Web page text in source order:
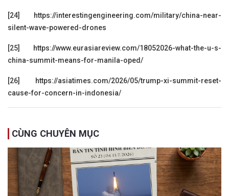
[24]
https://interestingengineering.com/military/china-near-
silent-wave-powered-drones
[25]
https://www.eurasiareview.com/18052026-what-the-u-s-
china-summit-means-for-manila-oped/
[26]
https://asiatimes.com/2026/05/trump-xi-summit-reset-
cause-for-concern-in-indonesia/
CÙNG CHUYÊN MỤC